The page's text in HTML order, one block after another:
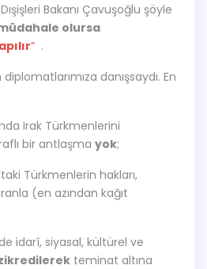
Dışişleri Bakanı Çavuşoğlu şöyle
olursa
” .
danışsaydı. En
Irak Türkmenlerini
bir antlaşma yok;
Türkmenlerin hakları,
(en azından kağıt
idarî, siyasal, kültürel ve
teminat altına